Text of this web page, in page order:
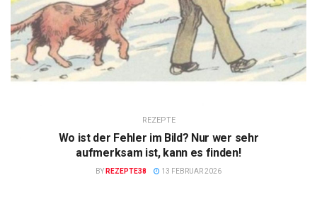
REZEPTE
Wo ist der Fehler im Bild? Nur wer sehr
aufmerksam ist, kann es finden!
BY REZEPTE38 13 FEBRUAR 2026